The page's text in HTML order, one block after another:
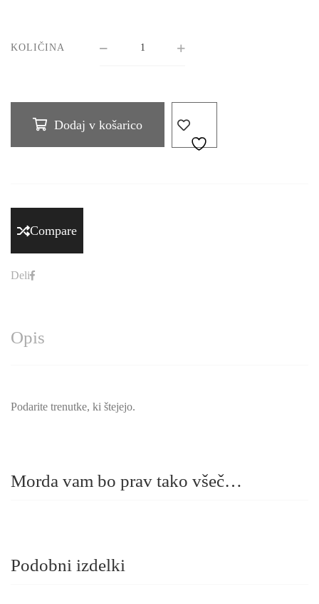
KOLIČINA
Dodaj v košarico
Compare
Deli
Opis
Podarite trenutke, ki štejejo.
Morda vam bo prav tako všeč…
Podobni izdelki